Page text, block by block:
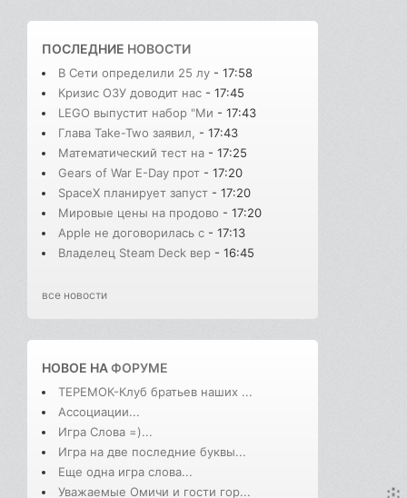
ПОСЛЕДНИЕ НОВОСТИ
В Сети определили 25 лу - 17:58
Кризис ОЗУ доводит нас - 17:45
LEGO выпустит набор "Ми - 17:43
Глава Take-Two заявил, - 17:43
Математический тест на - 17:25
Gears of War E-Day прот - 17:20
SpaceX планирует запуст - 17:20
Мировые цены на продово - 17:20
Apple не договорилась с - 17:13
Владелец Steam Deck вер - 16:45
все новости
НОВОЕ НАФОРУМЕ
ТЕРЕМОК-Клуб братьев наших ...
Ассоциации...
Игра Слова =)...
Игра на две последние буквы...
Еще одна игра слова...
Уважаемые Омичи и гости гор...